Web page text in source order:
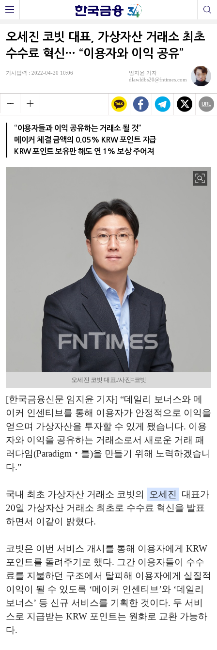
오세진 코빗 대표, 가상자산 거래소 최초
수수료 혁신… “이용자와 이익 공유”
기사입력 : 2022-04-20 10:06
임지윤 기자
dlawldbs20@fntimes.com
“이용자들과 이익 공유하는 거래소 될 것”
메이커 체결 금액의 0.05% KRW 포인트 지급
KRW 포인트 보유만 해도 연 1% 보상 주어져
오세진 코빗 대표./사진=코빗
[한국금융신문 임지윤 기자] “데일리 보너스와 메
이커 인센티브를 통해 이용자가 안정적으로 이익을
얻으며 가상자산을 투자할 수 있게 됐습니다. 이용
자와 이익을 공유하는 거래소로서 새로운 거래 패
러다임(Paradigm‧틀)을 만들기 위해 노력하겠습니
다.”
국내 최초 가상자산 거래소 코빗의 오세진
대표가
20일 가상자산 거래소 최초로 수수료 혁신을 발표
하면서 이같이 밝혔다.
코빗은 이번 서비스 개시를 통해 이용자에게 KRW
포인트를 돌려주기로 했다. 그간 이용자들이 수수
료를 지불하던 구조에서 탈피해 이용자에게 실질적
이익이 될 수 있도록 ‘메이커 인센티브’와 ‘데일리
보너스’ 등 신규 서비스를 기획한 것이다. 두 서비
스로 지급받는 KRW 포인트는 원화로 교환 가능하
다.